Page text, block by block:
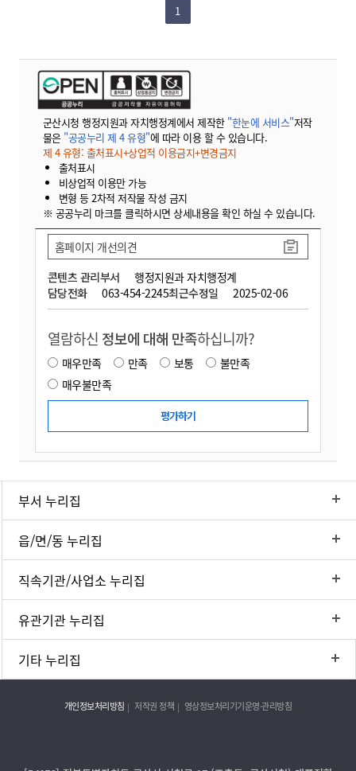
1
군산시청 행정지원과 자치행정계에서 제작한 "한눈에 서비스"저작
물은 "공공누리 제 4 유형"에 따라 이용 할 수 있습니다.
제 4 유형: 출처표시+상업적 이용금지+변경금지
출처표시
비상업적 이용만 가능
변형 등 2차적 저작물 작성 금지
※ 공공누리 마크를 클릭하시면 상세내용을 확인 하실 수 있습니다.
콘텐츠 관리부서
행정지원과 자치행정계
담당전화
063-454-2245최근수정일 2025-02-06
홈페이지 개선의견
열람하신 정보에 대해 만족하십니까?
매우만족 만족 보통
불만족
매우불만족
부서 누리집
읍/면/동 누리집
직속기관/사업소 누리집
유관기관 누리집
기타 누리집
개인정보처리방침 저작권 정책 영상정보처리기기운영·관리방침